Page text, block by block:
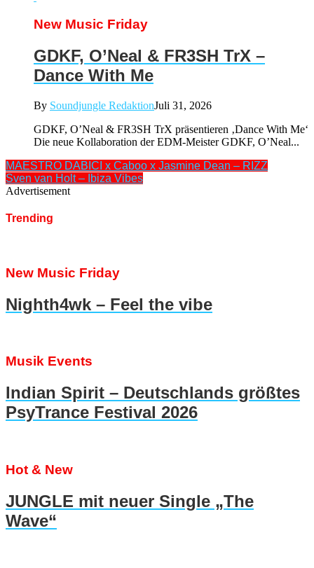
New Music Friday
GDKF, O’Neal & FR3SH TrX –
Dance With Me
By Soundjungle RedaktionJuli 31, 2026
GDKF, O’Neal & FR3SH TrX präsentieren ‚Dance With Me‘
Die neue Kollaboration der EDM-Meister GDKF, O’Neal...
MAESTRO DABICI x Caboo x Jasmine Dean – RIZZ
Sven van Holt – Ibiza Vibes
Advertisement
Trending
New Music Friday
Nighth4wk – Feel the vibe
Musik Events
Indian Spirit – Deutschlands größtes
PsyTrance Festival 2026
Hot & New
JUNGLE mit neuer Single „The
Wave“